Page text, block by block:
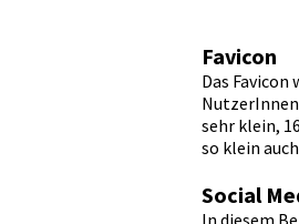
Favicon
Das
NutzerInnen
sehr klein,
so klein
Social